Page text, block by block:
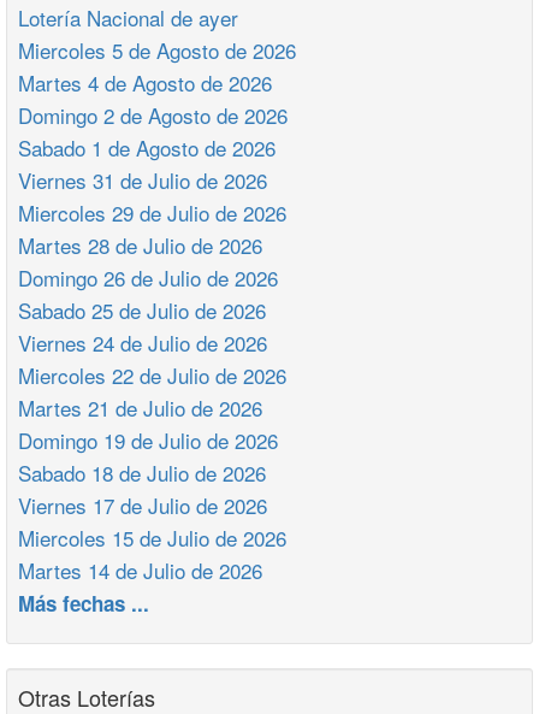
Lotería Nacional de ayer
Miercoles 5 de Agosto de 2026
Martes 4 de Agosto de 2026
Domingo 2 de Agosto de 2026
Sabado 1 de Agosto de 2026
Viernes 31 de Julio de 2026
Miercoles 29 de Julio de 2026
Martes 28 de Julio de 2026
Domingo 26 de Julio de 2026
Sabado 25 de Julio de 2026
Viernes 24 de Julio de 2026
Miercoles 22 de Julio de 2026
Martes 21 de Julio de 2026
Domingo 19 de Julio de 2026
Sabado 18 de Julio de 2026
Viernes 17 de Julio de 2026
Miercoles 15 de Julio de 2026
Martes 14 de Julio de 2026
Más fechas ...
Otras Loterías